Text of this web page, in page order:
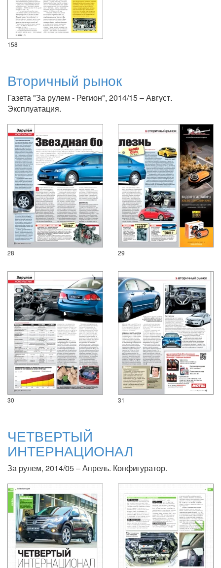
158
Вторичный рынок
Газета "За рулем - Регион", 2014/15 – Август.
Эксплуатация.
28 29
30 31
ЧЕТВЕРТЫЙ
ИНТЕРНАЦИОНАЛ
За рулем, 2014/05 – Апрель. Конфигуратор.